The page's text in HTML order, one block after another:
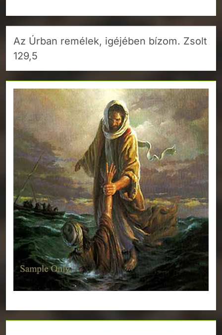
Az Úrban remélek, igéjében bízom. Zsolt
129,5